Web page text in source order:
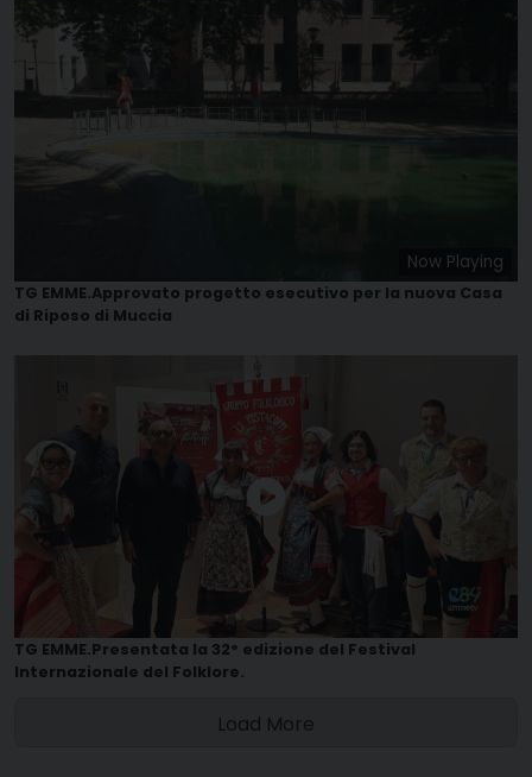
Now Playing
TG EMME.Approvato progetto esecutivo per la nuova Casa
di Riposo di Muccia
TG EMME.Presentata la 32° edizione del Festival
Internazionale del Folklore.
Load More